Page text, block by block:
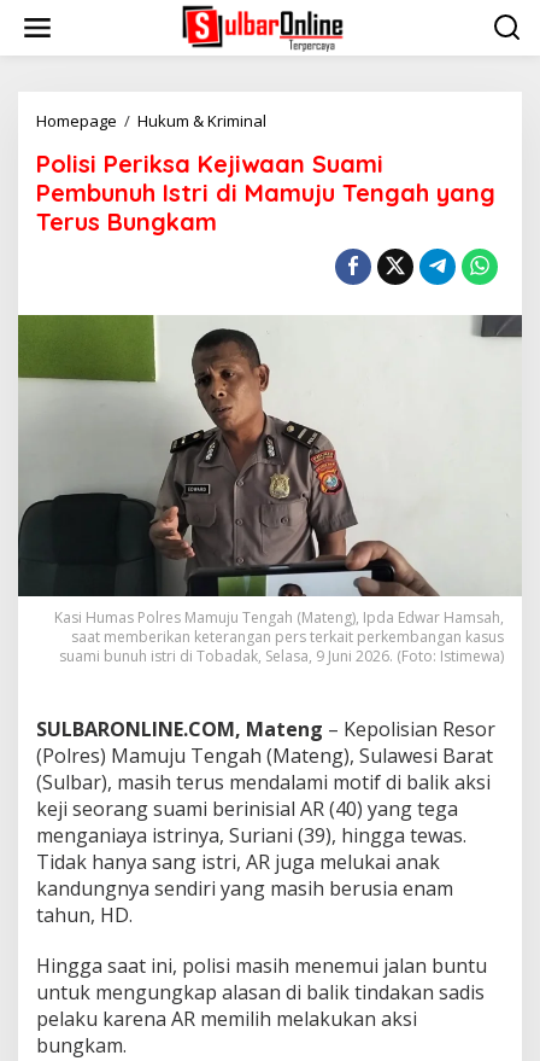
i
Homepage / Hukum & Kriminal
l
i
s
i
k
s
a
e
j
i
w
a
a
S
u
a
m
i
m
b
u
n
u
h
I
s
d
i
M
a
Polisi Periksa Kejiwaan Suami
Pembunuh Istri di Mamuju Tengah yang
Terus Bungkam
Kasi Humas Polres Mamuju Tengah (Mateng), Ipda Edwar Hamsah,
saat memberikan keterangan pers terkait perkembangan kasus
suami bunuh istri di Tobadak, Selasa, 9 Juni 2026. (Foto: Istimewa)
SULBARONLINE.COM, Mateng – Kepolisian Resor
(Polres) Mamuju Tengah (Mateng), Sulawesi Barat
(Sulbar), masih terus mendalami motif di balik aksi
keji seorang suami berinisial AR (40) yang tega
menganiaya istrinya, Suriani (39), hingga tewas.
Tidak hanya sang istri, AR juga melukai anak
kandungnya sendiri yang masih berusia enam
tahun, HD.
Hingga saat ini, polisi masih menemui jalan buntu
untuk mengungkap alasan di balik tindakan sadis
pelaku karena AR memilih melakukan aksi
bungkam.